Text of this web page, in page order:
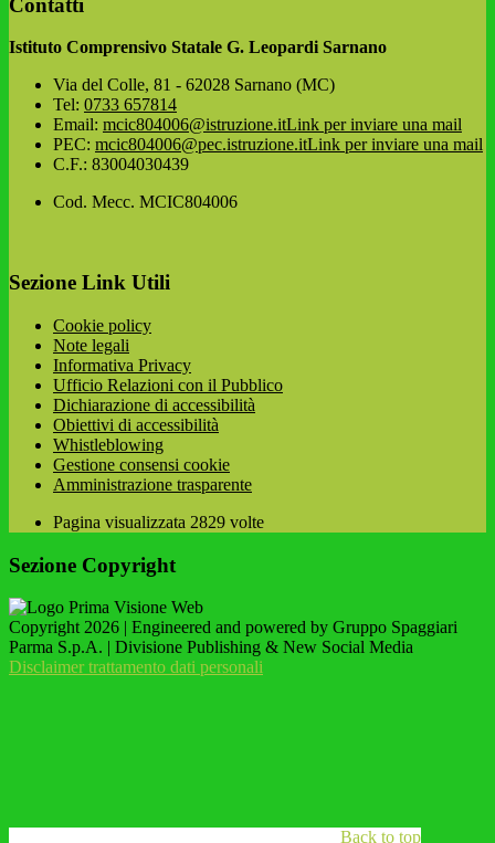
Contatti
Istituto Comprensivo Statale G. Leopardi Sarnano
Via del Colle, 81 - 62028 Sarnano (MC)
Tel: 0733 657814
Email: mcic804006@istruzione.itLink per inviare una mail
PEC: mcic804006@pec.istruzione.itLink per inviare una mail
C.F.: 83004030439
Cod. Mecc. MCIC804006
Sezione Link Utili
Cookie policy
Note legali
Informativa Privacy
Ufficio Relazioni con il Pubblico
Dichiarazione di accessibilità
Obiettivi di accessibilità
Whistleblowing
Gestione consensi cookie
Amministrazione trasparente
Pagina visualizzata 2829 volte
Sezione Copyright
Copyright 2026 | Engineered and powered by Gruppo Spaggiari
Parma S.p.A. | Divisione Publishing & New Social Media
Disclaimer trattamento dati personali
Back to top